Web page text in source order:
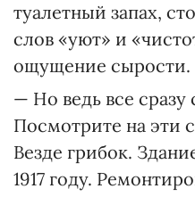
туалетный запах,
слов «уют» и
ощущение сырости.
— Но ведь все сразу
Посмотрите на эти
Везде грибок.
1917 году.